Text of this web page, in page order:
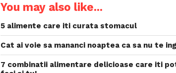
You may also like...
5 alimente care iti curata stomacul
Cat ai voie sa mananci noaptea ca sa nu te
7 combinatii alimentare delicioase care iti